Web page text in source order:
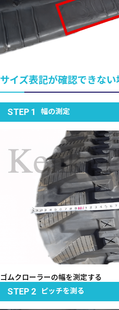
サイズ表記が確認できな
STEP 1 幅の測定
ゴムクローラーの幅を測定する
STEP 2 ピッチを測る